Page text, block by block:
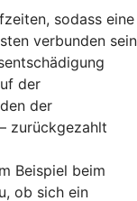
sodass eine
verbunden sein
der
der
zurückgezahlt
Beispiel beim
ob sich ein